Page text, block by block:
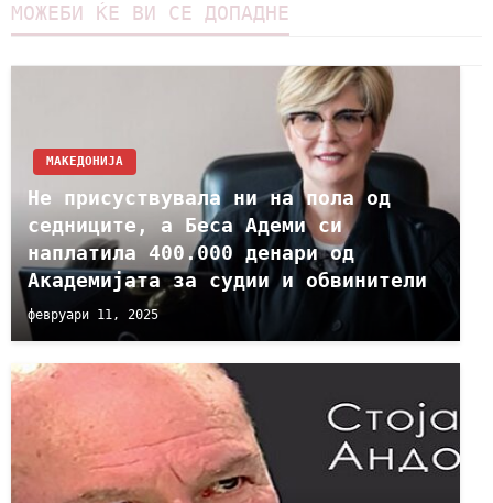
МОЖЕБИ ЌЕ ВИ СЕ ДОПАДНЕ
МАКЕДОНИЈА
Не присуствувала ни на пола од
седниците, а Беса Адеми си
наплатила 400.000 денари од
Академијата за судии и обвинители
февруари 11, 2025